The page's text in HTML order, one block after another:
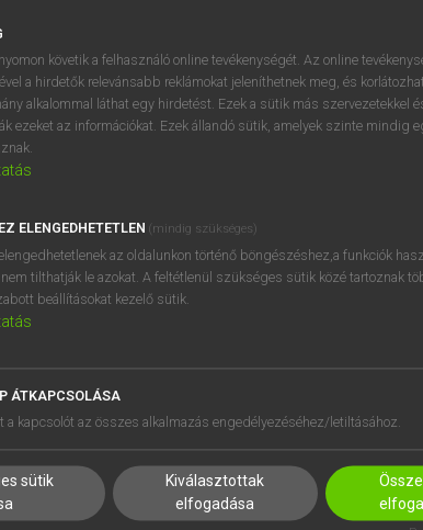
próbaverziójának
regisztrálok ésbelépek.
REGISZTRÁCIÓ
SÚGÓ
RÓLUNK
SÜTI BEÁLLÍTÁSOK
követik a felhasználó online tevékenységét. Az online
a hirdetők relevánsabb reklámokat jeleníthetnek meg, és
alkalommal láthat egy hirdetést. Ezek a sütik más szervezetekkel
ezeket az információkat. Ezek állandó sütik, amelyek szinte mindig
ELENGEDHETETLEN (mindig szükséges)
az oldalunkon történő böngészéshez,a funkciók
tilthatják le azokat. A feltétlenül szükséges sütik közé tartoznak
beállításokat kezelő sütik.
ÁTKAPCSOLÁSA
a kapcsolót az összes alkalmazás engedélyezéséhez/letiltásához.
sütik
Kiválasztottak
elfogadása